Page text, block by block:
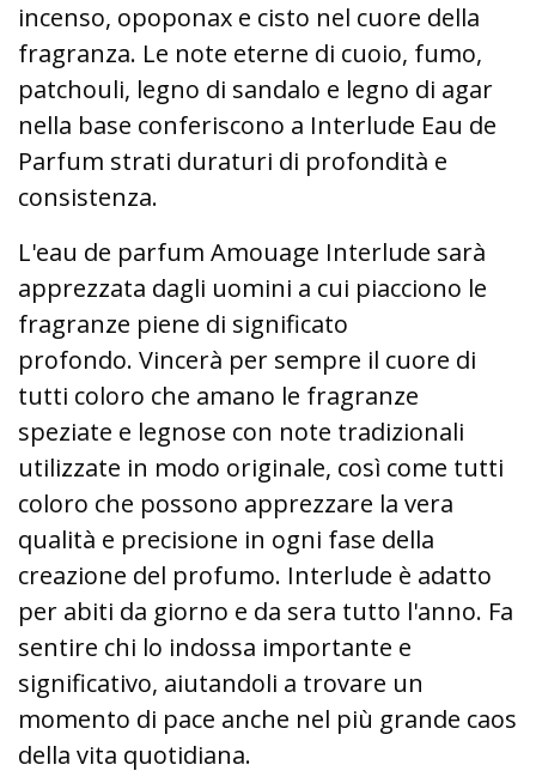
incenso, opoponax e cisto nel cuore della
fragranza. Le note eterne di cuoio, fumo,
patchouli, legno di sandalo e legno di agar
nella base conferiscono a Interlude Eau de
Parfum strati duraturi di profondità e
consistenza.
L'eau de parfum Amouage Interlude sarà
apprezzata dagli uomini a cui piacciono le
fragranze piene di significato
profondo. Vincerà per sempre il cuore di
tutti coloro che amano le fragranze
speziate e legnose con note tradizionali
utilizzate in modo originale, così come tutti
coloro che possono apprezzare la vera
qualità e precisione in ogni fase della
creazione del profumo. Interlude è adatto
per abiti da giorno e da sera tutto l'anno. Fa
sentire chi lo indossa importante e
significativo, aiutandoli a trovare un
momento di pace anche nel più grande caos
della vita quotidiana.